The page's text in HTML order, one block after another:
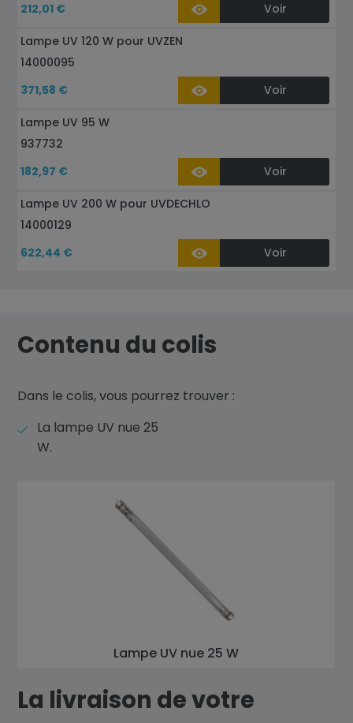
212,01 €
Voir
Lampe UV 120 W pour UVZEN
14000095
371,58 €
Voir
Lampe UV 95 W
937732
182,97 €
Voir
Lampe UV 200 W pour UVDECHLO
14000129
622,44 €
Voir
Contenu du colis
Dans le colis, vous pourrez trouver :
La lampe UV nue 25
W.
Lampe UV nue 25 W
La livraison de votre